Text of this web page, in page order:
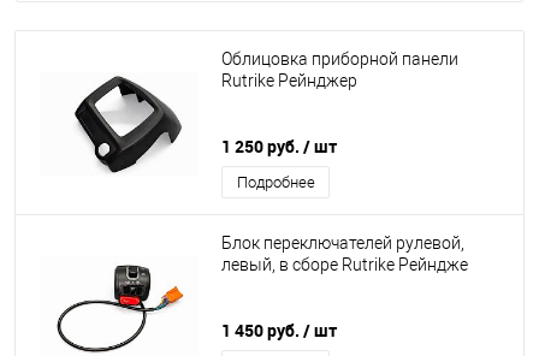
Облицовка приборной панели
Rutrike Рейнджер
1 250 руб. / шт
Подробнее
Блок переключателей рулевой,
левый, в сборе Rutrike Рейндже
1 450 руб. / шт